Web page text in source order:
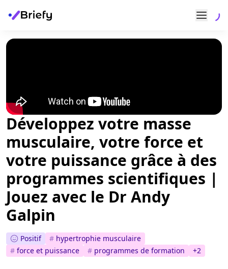
Développez votre masse
musculaire, votre force et
votre puissance grâce à des
programmes scientifiques |
Jouez avec le Dr Andy
Galpin
Positif # hypertrophie musculaire
# force et puissance # programmes de formation +2